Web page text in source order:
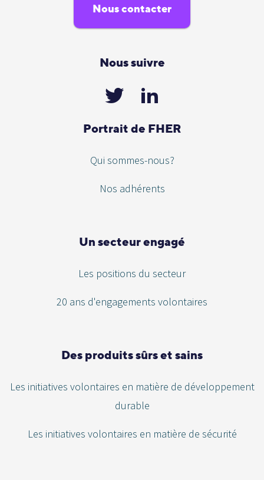
Nous contacter
Nous suivre
Portrait de FHER
Qui sommes-nous?
Nos adhérents
Un secteur engagé
Les positions du secteur
20 ans d'engagements volontaires
Des produits sûrs et sains
Les initiatives volontaires en matière de développement
durable
Les initiatives volontaires en matière de sécurité